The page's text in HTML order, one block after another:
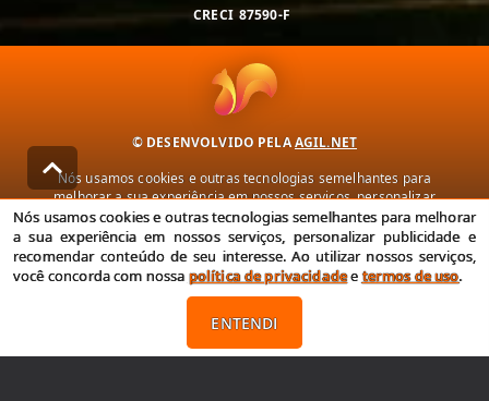
CRECI 87590-F
© DESENVOLVIDO PELAAGIL.NET
Nós usamos cookies e outras tecnologias semelhantes para
melhorar a sua experiência em nossos serviços, personalizar
publicidade e recomendar conteúdo de seu interesse. Ao utilizar
nossos serviços, você concorda com nossa política de privacidade e
termos de uso.
Política de Privacidade Termos de uso
Nós usamos cookies e outras tecnologias semelhantes para melhorar
a sua experiência em nossos serviços, personalizar publicidade e
recomendar conteúdo de seu interesse. Ao utilizar nossos serviços,
você concorda com nossa política de privacidadeetermos de uso.
ENTENDI